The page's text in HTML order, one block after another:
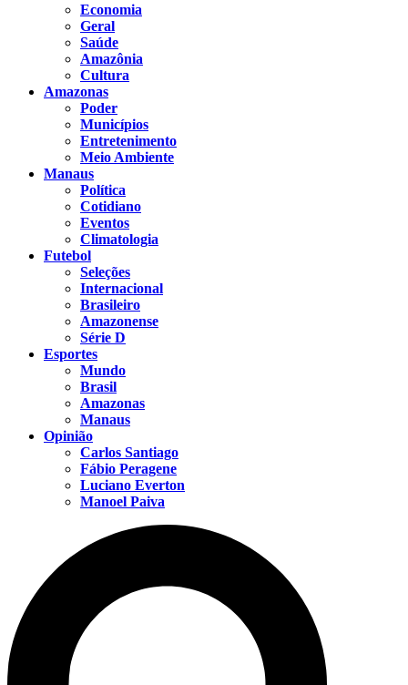
Economia
Geral
Saúde
Amazônia
Cultura
Amazonas
Poder
Municípios
Entretenimento
Meio Ambiente
Manaus
Política
Cotidiano
Eventos
Climatologia
Futebol
Seleções
Internacional
Brasileiro
Amazonense
Série D
Esportes
Mundo
Brasil
Amazonas
Manaus
Opinião
Carlos Santiago
Fábio Peragene
Luciano Everton
Manoel Paiva